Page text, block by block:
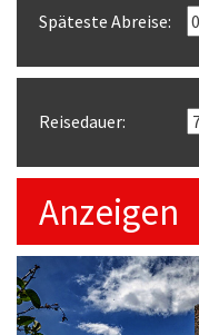
Späteste Abreise:
Reisedauer:
Anzeigen
Previous